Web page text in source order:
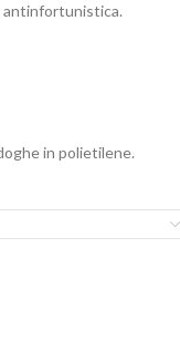
antinfortunistica.
in polietilene.